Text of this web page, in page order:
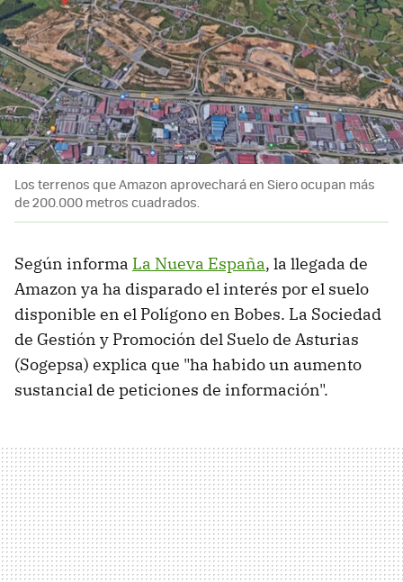
Los terrenos que Amazon aprovechará en Siero ocupan más
de 200.000 metros cuadrados.
Según informa La Nueva España, la llegada de
Amazon ya ha disparado el interés por el suelo
disponible en el Polígono en Bobes. La Sociedad
de Gestión y Promoción del Suelo de Asturias
(Sogepsa) explica que "ha habido un aumento
sustancial de peticiones de información".